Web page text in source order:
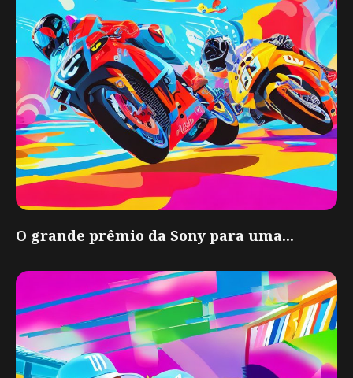
O grande prêmio da Sony para uma...